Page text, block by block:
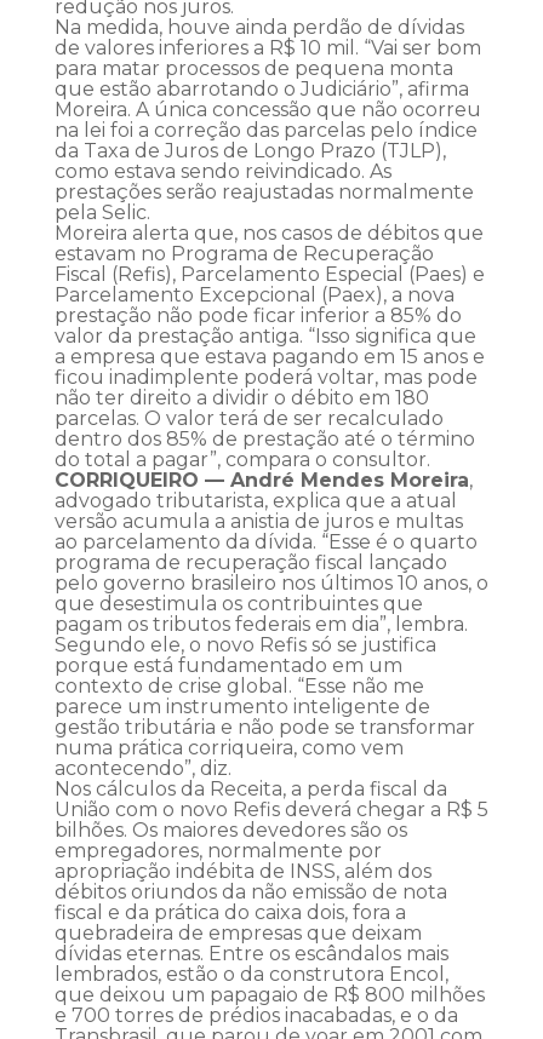
redução nos juros.
Na medida, houve ainda perdão de dívidas
de valores inferiores a R$ 10 mil. “Vai ser bom
para matar processos de pequena monta
que estão abarrotando o Judiciário”, afirma
Moreira. A única concessão que não ocorreu
na lei foi a correção das parcelas pelo índice
da Taxa de Juros de Longo Prazo (TJLP),
como estava sendo reivindicado. As
prestações serão reajustadas normalmente
pela Selic.
Moreira alerta que, nos casos de débitos que
estavam no Programa de Recuperação
Fiscal (Refis), Parcelamento Especial (Paes) e
Parcelamento Excepcional (Paex), a nova
prestação não pode ficar inferior a 85% do
valor da prestação antiga. “Isso significa que
a empresa que estava pagando em 15 anos e
ficou inadimplente poderá voltar, mas pode
não ter direito a dividir o débito em 180
parcelas. O valor terá de ser recalculado
dentro dos 85% de prestação até o término
do total a pagar”, compara o consultor.
CORRIQUEIRO — André Mendes Moreira,
advogado tributarista, explica que a atual
versão acumula a anistia de juros e multas
ao parcelamento da dívida. “Esse é o quarto
programa de recuperação fiscal lançado
pelo governo brasileiro nos últimos 10 anos, o
que desestimula os contribuintes que
pagam os tributos federais em dia”, lembra.
Segundo ele, o novo Refis só se justifica
porque está fundamentado em um
contexto de crise global. “Esse não me
parece um instrumento inteligente de
gestão tributária e não pode se transformar
numa prática corriqueira, como vem
acontecendo”, diz.
Nos cálculos da Receita, a perda fiscal da
União com o novo Refis deverá chegar a R$ 5
bilhões. Os maiores devedores são os
empregadores, normalmente por
apropriação indébita de INSS, além dos
débitos oriundos da não emissão de nota
fiscal e da prática do caixa dois, fora a
quebradeira de empresas que deixam
dívidas eternas. Entre os escândalos mais
lembrados, estão o da construtora Encol,
que deixou um papagaio de R$ 800 milhões
e 700 torres de prédios inacabadas, e o da